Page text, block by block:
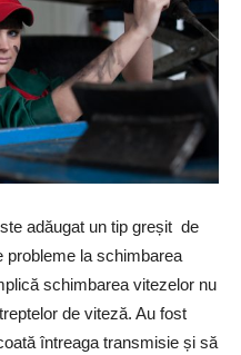
adăugat un tip greșit de
probleme la schimbarea
schimbarea vitezelor nu
de viteză. Au fost
întreaga transmisie și să